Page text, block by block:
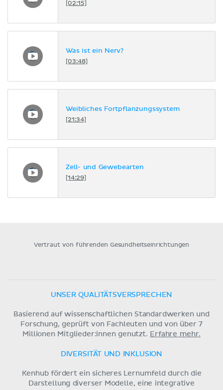
[02:15]
Was ist ein Nerv?
[03:48]
Weibliches Fortpflanzungssystem
[21:34]
Zell- und Gewebearten
[14:29]
Vertraut von führenden Gesundheitseinrichtungen
UNSER QUALITÄTSVERSPRECHEN
Basierend auf wissenschaftlichen Standardwerken und
Forschung, geprüft von Fachleuten und von über 7
Millionen Mitglieder:innen genutzt. Erfahre mehr.
DIVERSITÄT UND INKLUSION
Kenhub fördert ein sicheres Lernumfeld durch die
Darstellung diverser Modelle, eine integrative